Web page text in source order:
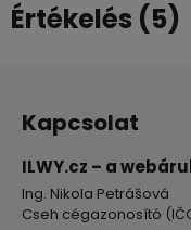
Értékelés (5)
Kapcsolat
ILWY.cz – a
Ing. Nikola Petrášová
Cseh cégazonosító